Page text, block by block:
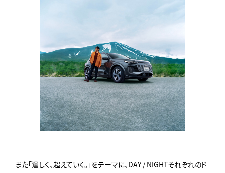
また「逞しく、超えていく。」をテーマに、DAY / NIGHTそれぞれのド